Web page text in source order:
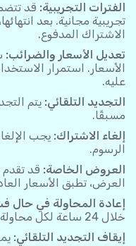
الفترات التجريبية: قد
تجريبية مجانية. بعد
الاشتراك المدفوع.
تعديل الأسعار والضرائب:
الأسعار. استمرار
عليه.
التجديد التلقائي: يتم
مسبقًا.
إلغاء الاشتراك: يجب
الرسوم.
العروض الخاصة: قد تقدم
العرض، تطبق الأسعار
إعادة المحاولة في حال
خلال 24 ساعة لكل محاولة.
إيقاف التجديد التلقائي: